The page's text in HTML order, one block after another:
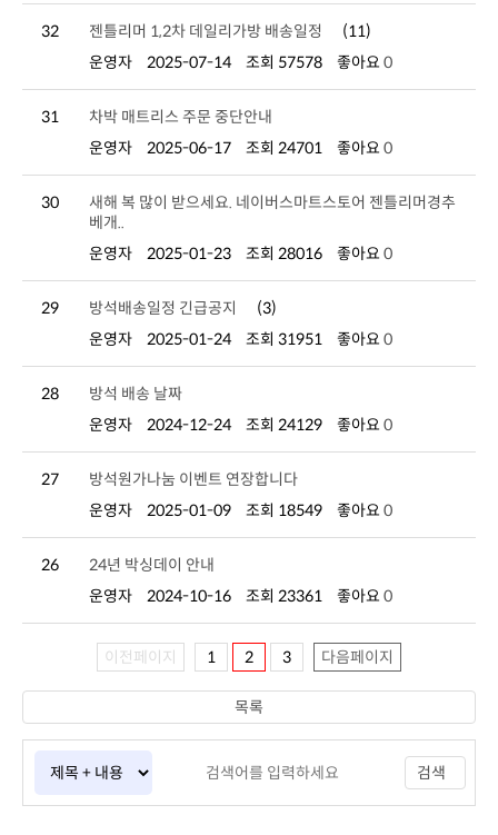
32 젠틀리머 1,2차 데일리가방 배송일정
(11)
운영자
2025-07-14 조회 57578 좋아요 0
31
차박 매트리스 주문 중단안내
운영자
2025-06-17 조회 24701 좋아요 0
30
베개..
운영자
2025-01-23 조회 28016 좋아요 0
29 방석배송일정 긴급공지
(3)
운영자
2025-01-24 조회 31951 좋아요 0
28
방석 배송 날짜
운영자
2024-12-24 조회 24129 좋아요 0
27
방석원가나눔 이벤트 연장합니다
운영자
2025-01-09 조회 18549 좋아요 0
26
24년 박싱데이 안내
운영자
2024-10-16 조회 23361 좋아요 0
이전페이지 1 2 3 다음페이지
검색
목록